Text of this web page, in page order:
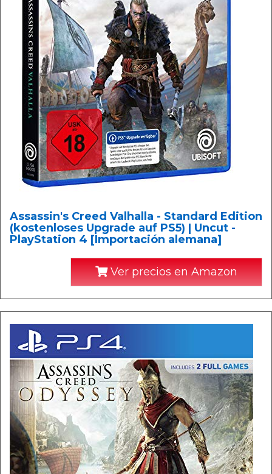
Assassin's Creed Valhalla - Standard Edition
(kostenloses Upgrade auf PS5) | Uncut -
PlayStation 4 [Importación alemana]
Ver precios en Amazon